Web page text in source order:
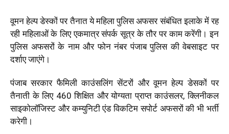
वूमन हेल्प डेस्कों पर तैनात ये महिला पुलिस अफसर संबंधित इलाके में रह
रही महिलाओं के लिए एकमात्र संपर्क सूत्र के तौर पर काम करेंगी। इन
पुलिस अफसरों के नाम और फोन नंबर पंजाब पुलिस की वेबसाइट पर
दर्शाए जाएंगे।
पंजाब सरकार फैमिली काउंसलिंग सेंटरों और वूमन हेल्प डेसकों पर
तैनाती के लिए 460 शिक्षित और योग्यता प्राप्त काउंसलर, क्लिनीकल
साइकोलॉजिस्ट और कम्युनिटी एंड विकटिम सपोर्ट अफसरों की भी भर्ती
करेगी।